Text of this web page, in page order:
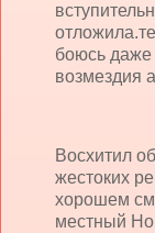
боюсь даже
возмездия
Восхитил
жестоких
хорошем
местный